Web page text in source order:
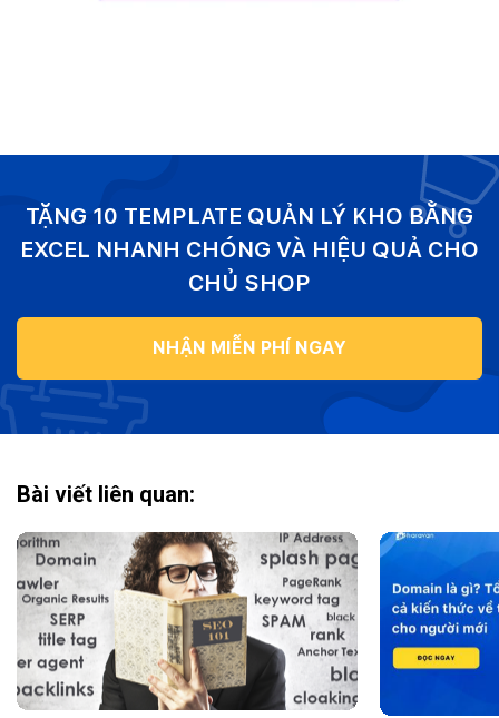
TẶNG 10 TEMPLATE QUẢN LÝ KHO BẰNG
EXCEL NHANH CHÓNG VÀ HIỆU QUẢ CHO
CHỦ SHOP
NHẬN MIỄN PHÍ NGAY
Bài viết liên quan: